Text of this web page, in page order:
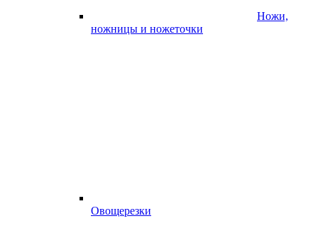
Ножи,
ножницы и ножеточки
Овощерезки